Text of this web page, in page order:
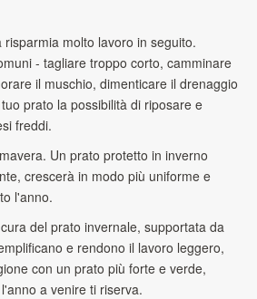
molto lavoro in seguito.
- tagliare troppo corto, camminare
il muschio, dimenticare il drenaggio
prato la possibilità di riposare e
freddi.
Un prato protetto in inverno
crescerà in modo più uniforme e
l'anno.
del prato invernale, supportata da
e rendono il lavoro leggero,
con un prato più forte e verde,
a venire ti riserva.